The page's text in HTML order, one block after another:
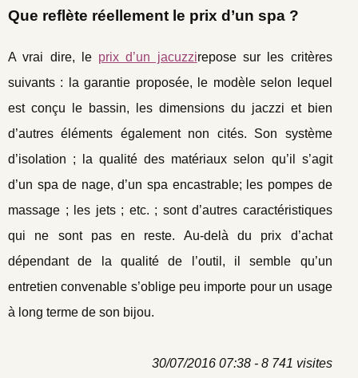
Que reflète réellement le prix d’un spa ?
A vrai dire, le prix d’un jacuzzirepose sur les critères
suivants : la garantie proposée, le modèle selon lequel
est conçu le bassin, les dimensions du jaczzi et bien
d’autres éléments également non cités. Son système
d’isolation ; la qualité des matériaux selon qu’il s’agit
d’un spa de nage, d’un spa encastrable; les pompes de
massage ; les jets ; etc. ; sont d’autres caractéristiques
qui ne sont pas en reste. Au-delà du prix d’achat
dépendant de la qualité de l’outil, il semble qu’un
entretien convenable s’oblige peu importe pour un usage
à long terme de son bijou.
30/07/2016 07:38 - 8 741 visites